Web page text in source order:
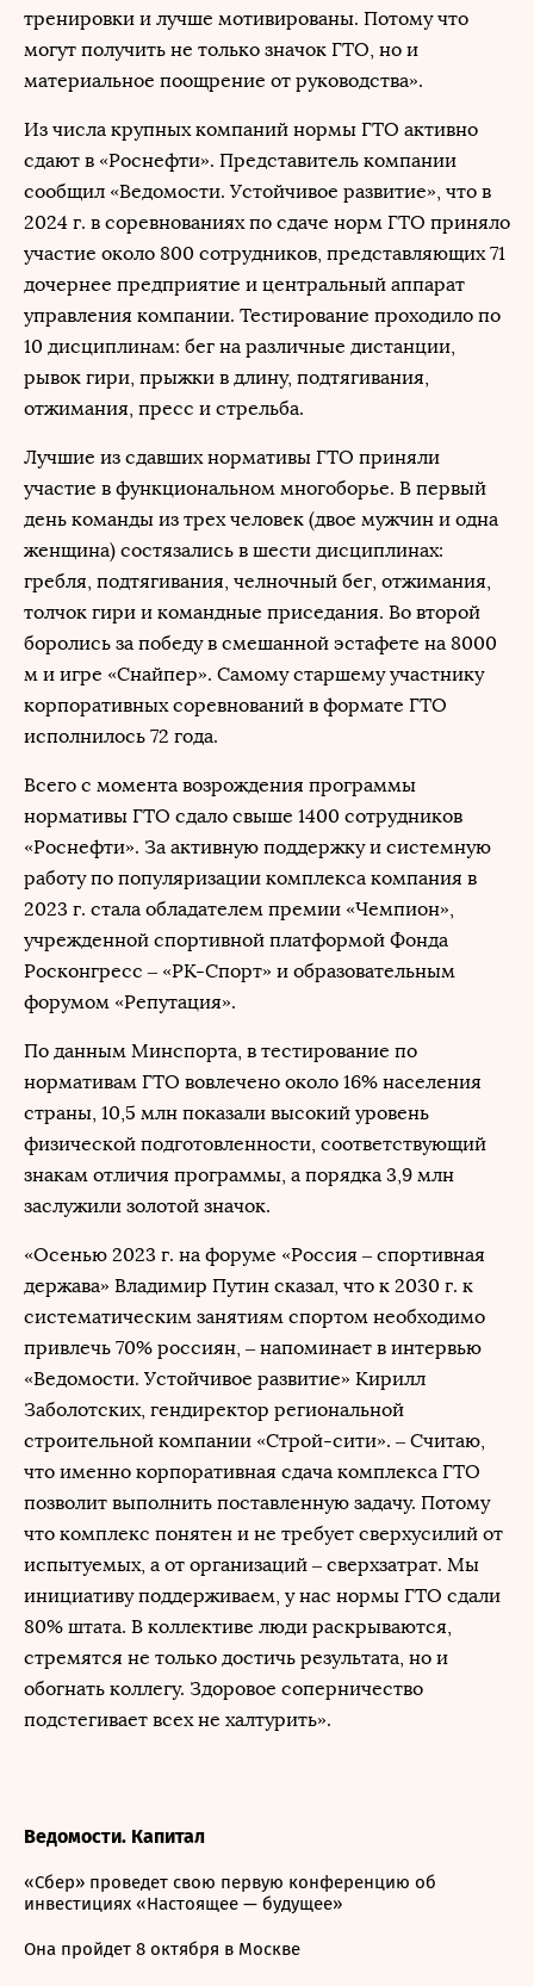
тренировки и лучше мотивированы. Потому что
могут получить не только значок ГТО, но и
материальное поощрение от руководства».
Из числа крупных компаний нормы ГТО активно
сдают в «Роснефти». Представитель компании
сообщил «Ведомости. Устойчивое развитие», что в
2024 г. в соревнованиях по сдаче норм ГТО приняло
участие около 800 сотрудников, представляющих 71
дочернее предприятие и центральный аппарат
управления компании. Тестирование проходило по
10 дисциплинам: бег на различные дистанции,
рывок гири, прыжки в длину, подтягивания,
отжимания, пресс и стрельба.
Лучшие из сдавших нормативы ГТО приняли
участие в функциональном многоборье. В первый
день команды из трех человек (двое мужчин и одна
женщина) состязались в шести дисциплинах:
гребля, подтягивания, челночный бег, отжимания,
толчок гири и командные приседания. Во второй
боролись за победу в смешанной эстафете на 8000
м и игре «Снайпер». Самому старшему участнику
корпоративных соревнований в формате ГТО
исполнилось 72 года.
Всего с момента возрождения программы
нормативы ГТО сдало свыше 1400 сотрудников
«Роснефти». За активную поддержку и системную
работу по популяризации комплекса компания в
2023 г. стала обладателем премии «Чемпион»,
учрежденной спортивной платформой Фонда
Росконгресс – «РК-Спорт» и образовательным
форумом «Репутация».
По данным Минспорта, в тестирование по
нормативам ГТО вовлечено около 16% населения
страны, 10,5 млн показали высокий уровень
физической подготовленности, соответствующий
знакам отличия программы, а порядка 3,9 млн
заслужили золотой значок.
«Осенью 2023 г. на форуме «Россия – спортивная
держава» Владимир Путин сказал, что к 2030 г. к
систематическим занятиям спортом необходимо
привлечь 70% россиян, – напоминает в интервью
«Ведомости. Устойчивое развитие» Кирилл
Заболотских, гендиректор региональной
строительной компании «Строй-сити». – Считаю,
что именно корпоративная сдача комплекса ГТО
позволит выполнить поставленную задачу. Потому
что комплекс понятен и не требует сверхусилий от
испытуемых, а от организаций – сверхзатрат. Мы
инициативу поддерживаем, у нас нормы ГТО сдали
80% штата. В коллективе люди раскрываются,
стремятся не только достичь результата, но и
обогнать коллегу. Здоровое соперничество
подстегивает всех не халтурить».
Ведомости. Капитал
«Сбер» проведет свою первую конференцию об
инвестициях «Настоящее — будущее»
Она пройдет 8 октября в Москве